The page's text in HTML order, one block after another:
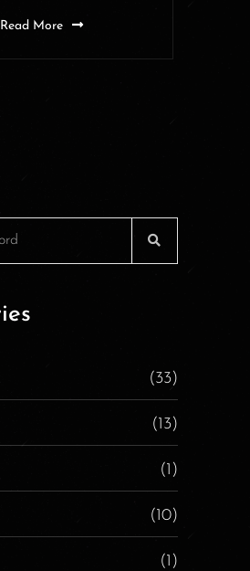
Read More
(33)
(13)
(1)
(10)
(1)